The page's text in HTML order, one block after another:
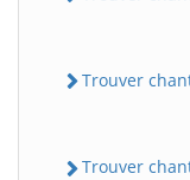
Trouver
Trouver